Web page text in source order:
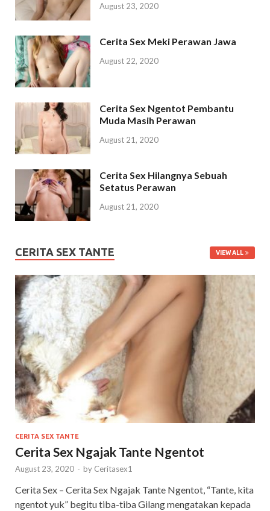
August 23, 2020
Cerita Sex Meki Perawan Jawa
August 22, 2020
Cerita Sex Ngentot Pembantu
Muda Masih Perawan
August 21, 2020
Cerita Sex Hilangnya Sebuah
Setatus Perawan
August 21, 2020
CERITA SEX TANTE VIEW ALL
CERITA SEX TANTE
Cerita Sex Ngajak Tante Ngentot
August 23, 2020 - by Ceritasex1
Cerita Sex – Cerita Sex Ngajak Tante Ngentot, “Tante, kita
ngentot yuk” begitu tiba-tiba Gilang mengatakan kepada